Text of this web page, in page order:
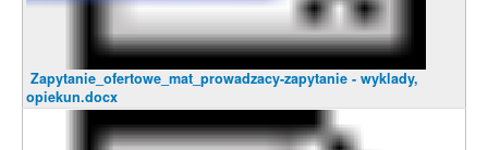
Zapytanie_ofertowe_mat_prowadzacy-zapytanie - wyklady,
opiekun.docx